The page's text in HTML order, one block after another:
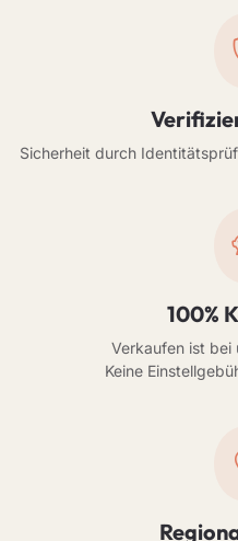
Sicherheit durch
100%
Verkaufen ist bei
Keine